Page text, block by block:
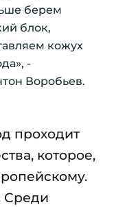
берем
блок,
кожух
-
Воробьев.
проходит
которое,
Среди